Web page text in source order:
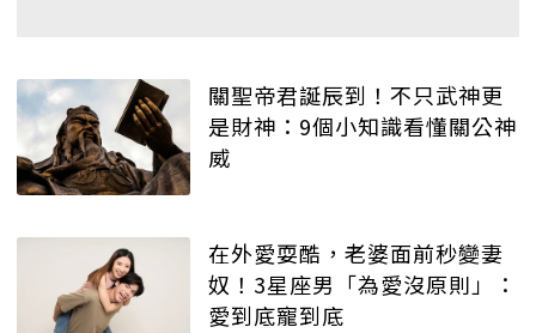
關聖帝君誕辰到！不只武神更
是財神：9個小知識看懂關公神
威
在外愛耍酷，老婆面前秒變妻
奴！3星座男「為愛沒原則」：
愛到底寵到底